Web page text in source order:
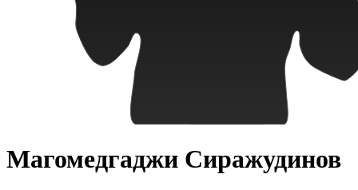
Магомедгаджи Сиражудинов